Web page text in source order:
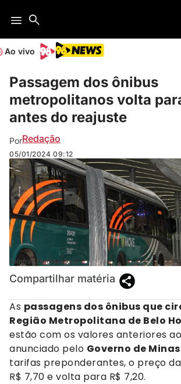
Ao vivo
Passagem dos ônibus
metropolitanos volta
antes do reajuste
PorRedação
05/01/2024 09:12
Seinfra / Divulgação
Compartilhar matéria
As passagens dos ônibus que
Região Metropolitana de Belo
estão com os valores anteriores
anunciado pelo Governo de Minas
tarifas preponderantes, o preço
R$ 7,70 e volta para R$ 7,20.